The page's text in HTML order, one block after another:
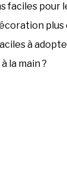
faciles
à
la main ?